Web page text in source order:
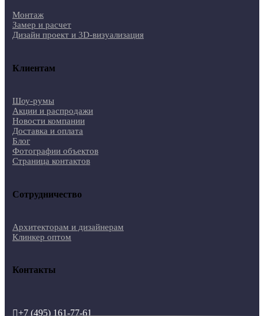
Монтаж
Замер и расчет
Дизайн проект и 3D-визуализация
Клиентам
Шоу-румы
Акции и распродажи
Новости компании
Доставка и оплата
Блог
Фотографии объектов
Страница контактов
Сотрудничество
Архитекторам и дизайнерам
Клинкер оптом
Контакты
+7 (495) 161-77-61